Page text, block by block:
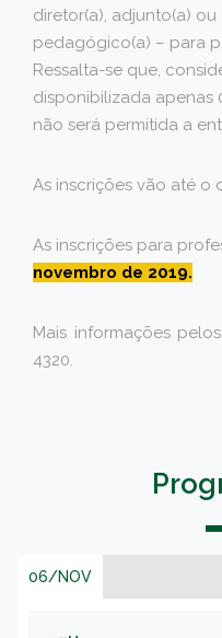
diretor(a), adjunto(a)
pedagógico(a) – para
Ressalta-se que,
disponibilizada apenas
não será permitida a
As inscrições vão até o
As inscrições para
novembro de 2019.
Mais informações
4320.
06/NOV